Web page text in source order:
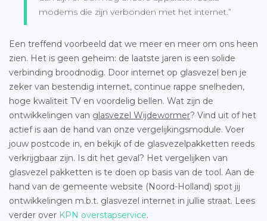
modems die zijn verbonden met het internet.”
Een treffend voorbeeld dat we meer en meer om ons heen
zien. Het is geen geheim: de laatste jaren is een solide
verbinding broodnodig. Door internet op glasvezel ben je
zeker van bestendig internet, continue rappe snelheden,
hoge kwaliteit TV en voordelig bellen. Wat zijn de
ontwikkelingen van glasvezel Wijdewormer? Vind uit of het
actief is aan de hand van onze vergelijkingsmodule. Voer
jouw postcode in, en bekijk of de glasvezelpakketten reeds
verkrijgbaar zijn. Is dit het geval? Het vergelijken van
glasvezel pakketten is te doen op basis van de tool. Aan de
hand van de gemeente website (Noord-Holland) spot jij
ontwikkelingen m.b.t. glasvezel internet in jullie straat. Lees
verder over KPN overstapservice.